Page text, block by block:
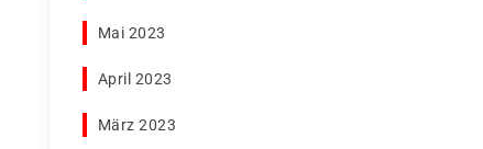
Mai 2023
April 2023
März 2023